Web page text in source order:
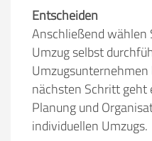
Entscheiden
Anschließend wählen
Umzug selbst
nächsten Schritt
Planung und
individuellen Umzugs.